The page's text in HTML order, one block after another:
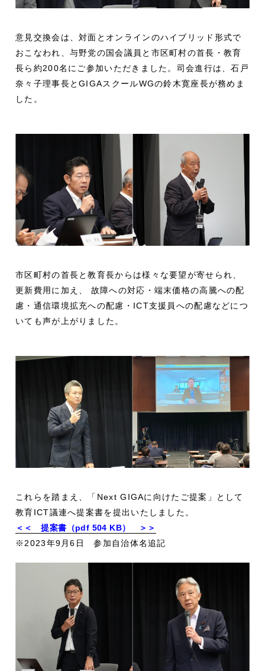
意見交換会は、対面とオンラインのハイブリッド形式で
おこなわれ、与野党の国会議員と市区町村の首長・教育
長ら約200名にご参加いただきました。司会進行は、石戸
奈々子理事長とGIGAスクールWGの鈴木寛座長が務めま
した。
市区町村の首長と教育長からは様々な要望が寄せられ、
更新費用に加え、 故障への対応・端末価格の高騰への配
慮・通信環境拡充への配慮・ICT支援員への配慮などにつ
いても声が上がりました。
これらを踏まえ、「Next GIGAに向けたご提案」として
教育ICT議連へ提案書を提出いたしました。
＜＜ 提案書（pdf 504 KB） ＞＞
※2023年9月6日 参加自治体名追記